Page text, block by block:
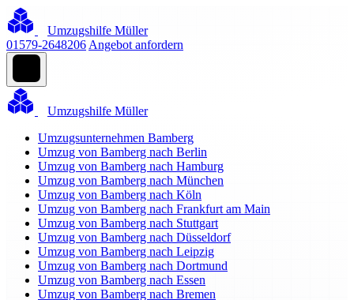
Umzugshilfe Müller
01579-2648206 Angebot anfordern
Umzugshilfe Müller
Umzugsunternehmen Bamberg
Umzug von Bamberg nach Berlin
Umzug von Bamberg nach Hamburg
Umzug von Bamberg nach München
Umzug von Bamberg nach Köln
Umzug von Bamberg nach Frankfurt am Main
Umzug von Bamberg nach Stuttgart
Umzug von Bamberg nach Düsseldorf
Umzug von Bamberg nach Leipzig
Umzug von Bamberg nach Dortmund
Umzug von Bamberg nach Essen
Umzug von Bamberg nach Bremen